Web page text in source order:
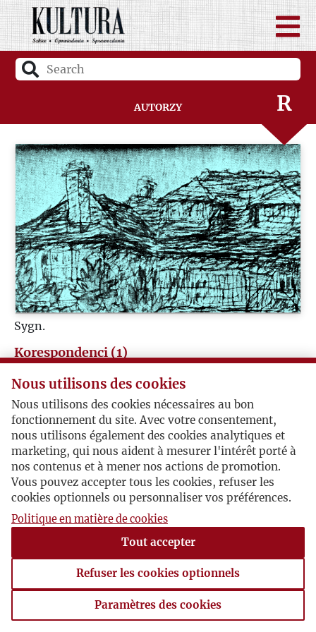
Autorzy
P
Q
R
S
Ś
T
U
V
Sygn.
Korespondenci (1)
Jerzy Giedroyc
Karol Ripa / Jerzy Giedroyc
Konsul generalny z Chicago zobowiązany pismem
ambasady RP w Waszyngtonie przesyła
Giedroyciowi informacje o sprawach ukraińskich.
Chicago, 1940-05-01 , Karol Ripa
syg. ULB 01.01.03
Nous utilisons des cookies
Nous utilisons des cookies nécessaires au bon
fonctionnement du site. Avec votre consentement,
nous utilisons également des cookies analytiques et
marketing, qui nous aident à mesurer l'intérêt porté à
nos contenus et à mener nos actions de promotion.
Vous pouvez accepter tous les cookies, refuser les
cookies optionnels ou personnaliser vos préférences.
Politique en matière de cookies
Tout accepter
Refuser les cookies optionnels
Paramètres des cookies
Paramètres des cookies